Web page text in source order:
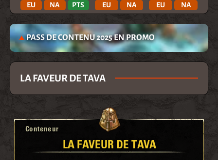
EU
NA PTS
EU
NA
EU
NA
PASS DE CONTENU 2025 EN PROMO
LA FAVEUR DE TAVA
Conteneur
LA FAVEUR DE TAVA